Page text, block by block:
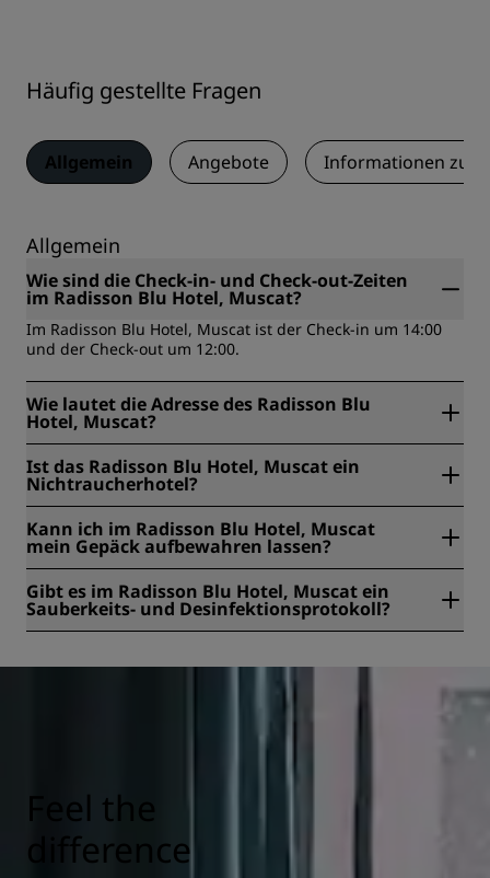
Häufig gestellte Fragen
Allgemein Angebote Informationen zum
Allgemein
Wie sind die Check-in- und Check-out-Zeiten
im Radisson Blu Hotel, Muscat?
Im Radisson Blu Hotel, Muscat ist der Check-in um 14:00
und der Check-out um 12:00.
Wie lautet die Adresse des Radisson Blu
Hotel, Muscat?
Khuleiah Street, PO Box 939, Maskat, Oman.
Ist das Radisson Blu Hotel, Muscat ein
Nichtraucherhotel?
Kann ich im Radisson Blu Hotel, Muscat
mein Gepäck aufbewahren lassen?
Gepäckaufbewahrung angeboten.
Gibt es im Radisson Blu Hotel, Muscat ein
Sauberkeits- und Desinfektionsprotokoll?
https://www.radissonhotels.com/de-
Feel the
difference